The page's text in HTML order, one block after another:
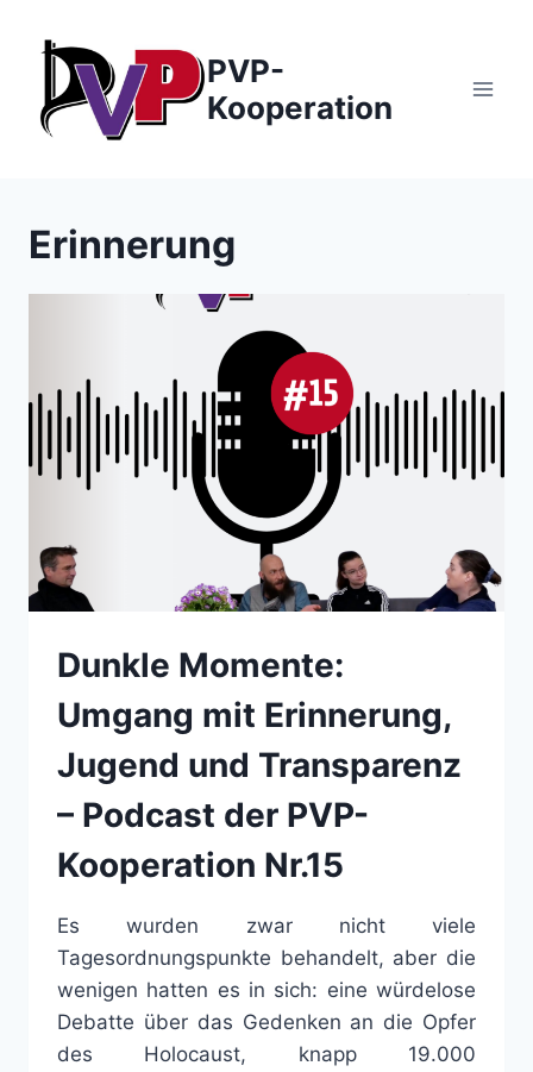
Inhalt
springen
PVP-
Kooperation
Erinnerung
Dunkle Momente:
Umgang mit Erinnerung,
Jugend und Transparenz
– Podcast der PVP-
Kooperation Nr.15
Es wurden zwar nicht viele
Tagesordnungspunkte behandelt, aber die
wenigen hatten es in sich: eine würdelose
Debatte über das Gedenken an die Opfer
des Holocaust, knapp 19.000